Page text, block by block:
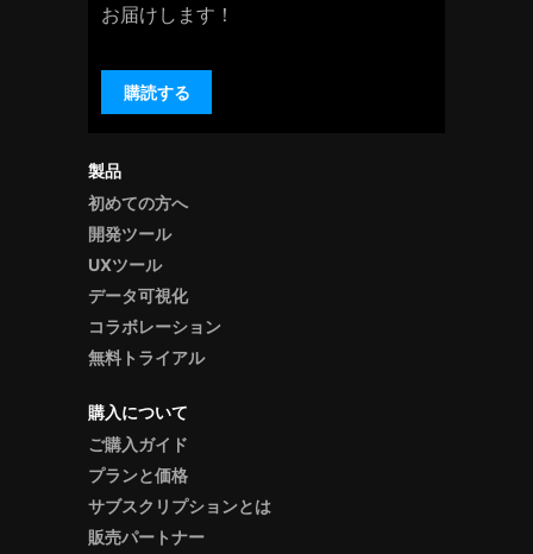
製品
初めての方へ
開発ツール
UXツール
データ可視化
コラボレーション
無料トライアル
購入について
ご購入ガイド
プランと価格
サブスクリプションとは
販売パートナー
お届けします！
購読する